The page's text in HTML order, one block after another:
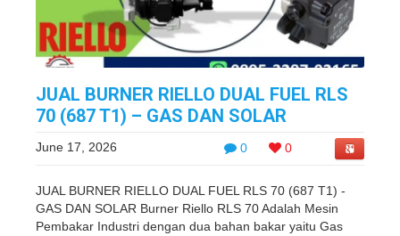
JUAL BURNER RIELLO DUAL FUEL RLS
70 (687 T1) – GAS DAN SOLAR
0 0
June 17, 2026
JUAL BURNER RIELLO DUAL FUEL RLS 70 (687 T1) -
GAS DAN SOLAR Burner Riello RLS 70 Adalah Mesin
Pembakar Industri dengan dua bahan bakar yaitu Gas